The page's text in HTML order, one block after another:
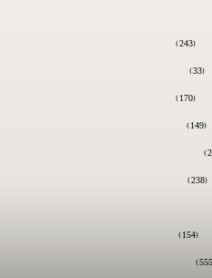
(243)
(33)
(170)
(149)
(238)
(154)